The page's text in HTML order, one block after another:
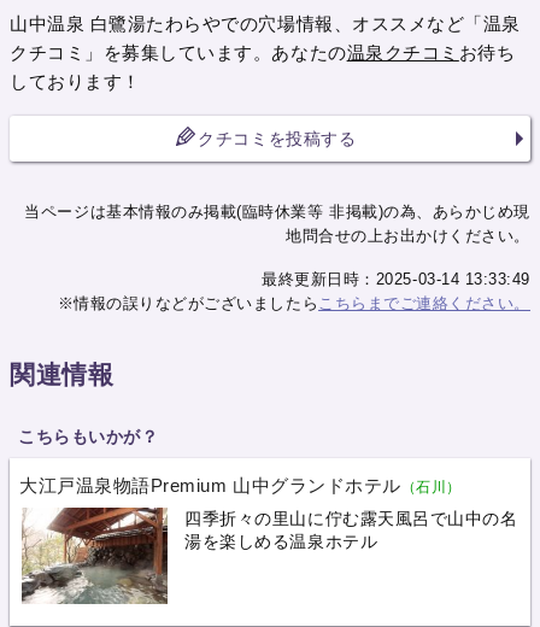
山中温泉 白鷺湯たわらやでの穴場情報、オススメなど「温泉
クチコミ」を募集しています。あなたの温泉クチコミ お待ち
しております！
クチコミを投稿する
当ページは基本情報のみ掲載(臨時休業等 非掲載)の為、あらかじめ現
地問合せの上お出かけください。
最終更新日時：2025-03-14 13:33:49
※情報の誤りなどがございましたら こちらまでご連絡ください。
関連情報
こちらもいかが？
大江戸温泉物語Premium 山中グランドホテル （石川）
四季折々の里山に佇む露天風呂で山中の名
湯を楽しめる温泉ホテル